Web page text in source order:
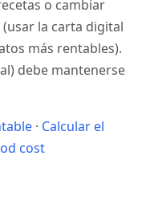
o cambiar
la carta digital
más rentables).
debe mantenerse
· Calcular el
cost